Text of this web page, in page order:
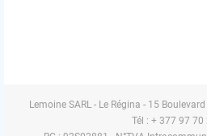
Lemoine SARL - Le Régina - 15
Tél : + 377 97 70